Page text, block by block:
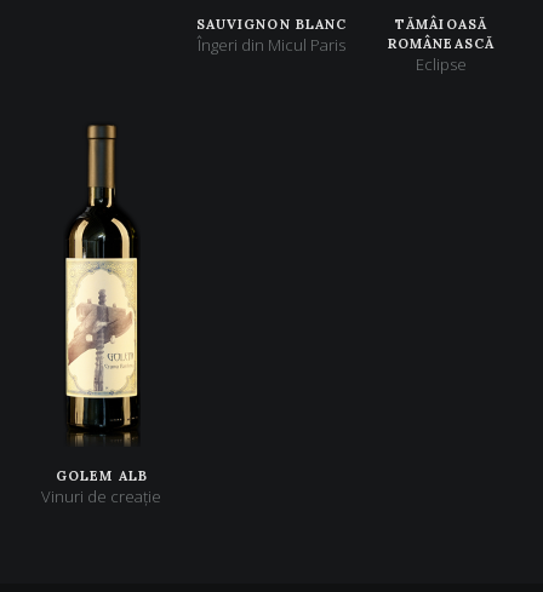
SAUVIGNON BLANC
Îngeri din Micul Paris
TĂMÂIOASĂ
ROMÂNEASCĂ
Eclipse
GOLEM ALB
Vinuri de creaţie